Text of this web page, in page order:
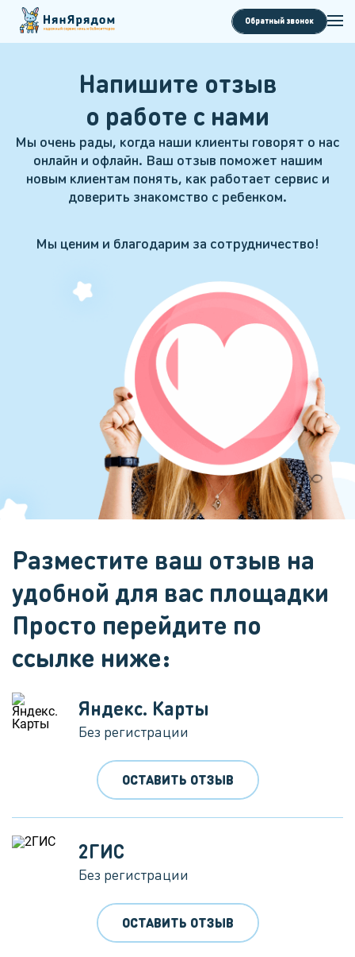
Обратный звонок
Напишите отзыв
о работе с нами
Мы очень рады, когда наши клиенты говорят о нас
онлайн и офлайн. Ваш отзыв поможет нашим
новым клиентам понять, как работает сервис и
доверить знакомство с ребенком.
Мы ценим и благодарим за сотрудничество!
Разместите ваш отзыв на
удобной для вас площадки
Просто перейдите по
ссылке ниже:
Яндекс. Карты
Без регистрации
ОСТАВИТЬ ОТЗЫВ
2ГИС
Без регистрации
ОСТАВИТЬ ОТЗЫВ